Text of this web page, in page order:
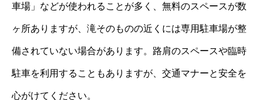
車場」などが使われることが多く、無料のスペースが数
ヶ所ありますが、滝そのものの近くには専用駐車場が整
備されていない場合があります。路肩のスペースや臨時
駐車を利用することもありますが、交通マナーと安全を
心がけてください。